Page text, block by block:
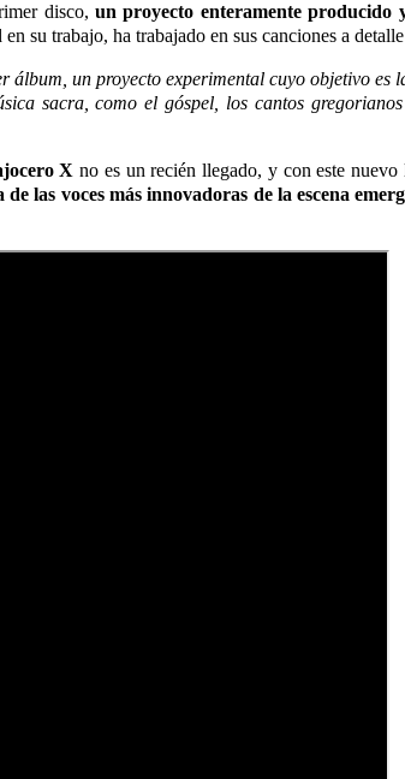
disco,un proyecto enteramente producido
su trabajo, ha trabajado en sus canciones a
álbum, un proyecto experimental cuyo objetivo
sacra, como el góspel, los cantos
X no es un recién llegado, y con este
de las voces más innovadoras de la escena